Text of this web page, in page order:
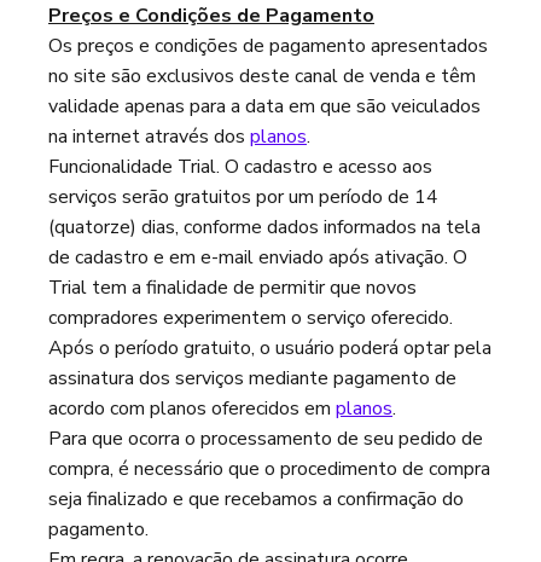
Preços e Condições de Pagamento
Os preços e condições de pagamento apresentados
no site são exclusivos deste canal de venda e têm
validade apenas para a data em que são veiculados
na internet através dos planos.
Funcionalidade Trial. O cadastro e acesso aos
serviços serão gratuitos por um período de 14
(quatorze) dias, conforme dados informados na tela
de cadastro e em e-mail enviado após ativação. O
Trial tem a finalidade de permitir que novos
compradores experimentem o serviço oferecido.
Após o período gratuito, o usuário poderá optar pela
assinatura dos serviços mediante pagamento de
acordo com planos oferecidos em planos.
Para que ocorra o processamento de seu pedido de
compra, é necessário que o procedimento de compra
seja finalizado e que recebamos a confirmação do
pagamento.